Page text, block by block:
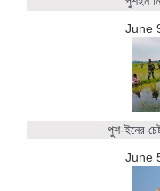
June
পুশ-ইনের
June